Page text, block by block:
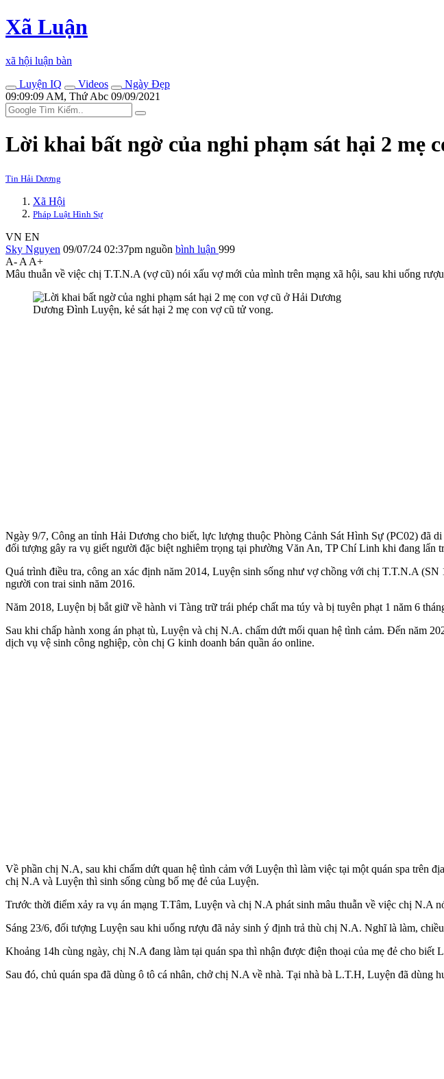
Xã Luận
xã hội luận bàn
Luyện IQ
Videos
Ngày Đẹp
09:09:09 AM, Thứ Abc 09/09/2021
Lời khai bất ngờ của nghi phạm sát hại 2 mẹ
Tin Hải Dương
Xã Hội
Pháp Luật Hình Sự
VN EN
Sky Nguyen 09/07/24 02:37pm nguồn bình luận 999
A- A A+
Mâu thuẫn về việc chị T.T.N.A (vợ cũ) nói xấu vợ mới của mình trên mạng xã hội, sau khi uống
Dương Đình Luyện, kẻ sát hại 2 mẹ con vợ cũ t‌ử von‌g.
Ngày 9/7, Công an tỉnh Hải Dương cho biết, lực lượng thuộc Phòng Cảnh Sát Hình Sự (PC02)
đối tượng gây ra vụ giết người đặc biệt nghiêm trọng tại phường Văn An, TP Chí Linh khi đang lẩn
Quá trình điều tra, công an xác định năm 2014, Luyện sinh sống như vợ chồng với chị T.T.N.A
người con trai sinh năm 2016.
Năm 2018, Luyện bị bắt giữ về hành vi Tàng trữ trái phép chất m‌a tú‌y và bị tuyên phạt 1 năm 6
Sau khi chấp hành xong án phạt tù, Luyện và chị N.A. chấm dứt mối quan hệ tình cảm. Đến năm
dịch vụ vệ sinh công nghiệp, còn chị G kinh doanh bán quần áo online.
Về phần chị N.A, sau khi chấm dứt quan hệ tình cảm với Luyện thì làm việc tại một quán spa trên
chị N.A và Luyện thì sinh sống cùng bố mẹ đẻ của Luyện.
Trước thời điểm xảy ra vụ án mạng T.Tâm, Luyện và chị N.A phát sinh mâu thuẫn về việc chị N.A
Sáng 23/6, đối tượng Luyện sau khi uống rượu đã nảy sinh ý định trả thù chị N.A. Nghĩ là làm,
Khoảng 14h cùng ngày, chị N.A đang làm tại quán spa thì nhận được điện thoại của mẹ đẻ cho biết
Sau đó, chủ quán spa đã dùng ô tô cá nhân, chở chị N.A về nhà. Tại nhà bà L.T.H, Luyện đã